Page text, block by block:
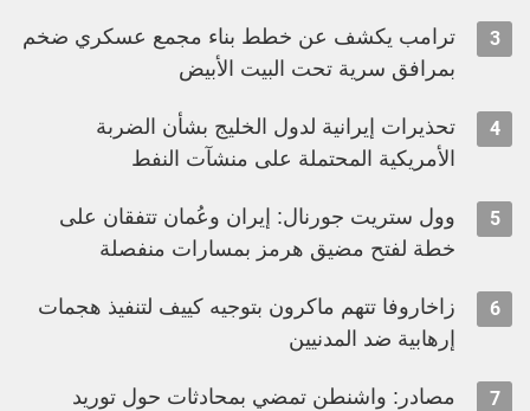
3
ترامب يكشف عن خطط بناء مجمع عسكري ضخم
بمرافق سرية تحت البيت الأبيض
4
تحذيرات إيرانية لدول الخليج بشأن الضربة
الأمريكية المحتملة على منشآت النفط
5
وول ستريت جورنال: إيران وعُمان تتفقان على
خطة لفتح مضيق هرمز بمسارات منفصلة
6
زاخاروفا تتهم ماكرون بتوجيه كييف لتنفيذ هجمات
إرهابية ضد المدنيين
7
مصادر: واشنطن تمضي بمحادثات حول توريد